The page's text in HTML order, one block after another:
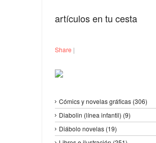
artículos en tu cesta
Share |
Cómics y novelas gráficas (306)
Diabolin (línea infantil) (9)
Diábolo novelas (19)